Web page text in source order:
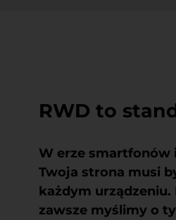
RWD to
W erze smartfonów
Twoja strona musi
każdym
zawsze myślimy o